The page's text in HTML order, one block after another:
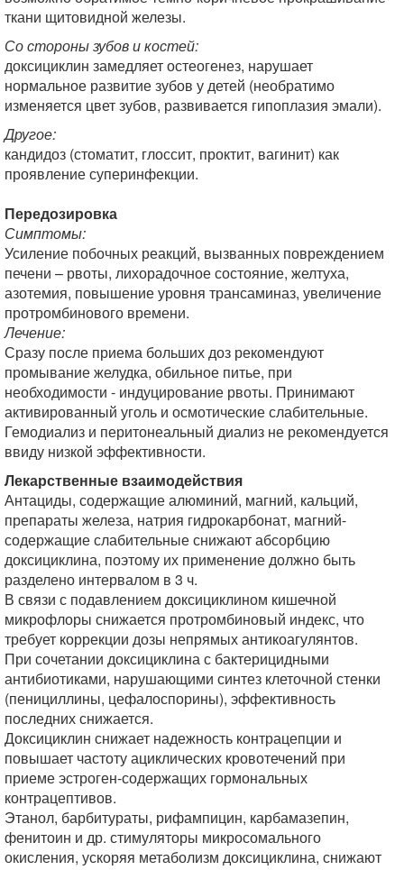
ткани щитовидной железы.
Со стороны зубов и костей:
доксициклин замедляет остеогенез, нарушает
нормальное развитие зубов у детей (необратимо
изменяется цвет зубов, развивается гипоплазия эмали).
Другое:
кандидоз (стоматит, глоссит, проктит, вагинит) как
проявление суперинфекции.
Передозировка
Симптомы:
Усиление побочных реакций, вызванных повреждением
печени – рвоты, лихорадочное состояние, желтуха,
азотемия, повышение уровня трансаминаз, увеличение
протромбинового времени.
Лечение:
Сразу после приема больших доз рекомендуют
промывание желудка, обильное питье, при
необходимости - индуцирование рвоты. Принимают
активированный уголь и осмотические слабительные.
Гемодиализ и перитонеальный диализ не рекомендуется
ввиду низкой эффективности.
Лекарственные взаимодействия
Антациды, содержащие алюминий, магний, кальций,
препараты железа, натрия гидрокарбонат, магний-
содержащие слабительные снижают абсорбцию
доксициклина, поэтому их применение должно быть
разделено интервалом в 3 ч.
В связи с подавлением доксициклином кишечной
микрофлоры снижается протромбиновый индекс, что
требует коррекции дозы непрямых антикоагулянтов.
При сочетании доксициклина с бактерицидными
антибиотиками, нарушающими синтез клеточной стенки
(пенициллины, цефалоспорины), эффективность
последних снижается.
Доксициклин снижает надежность контрацепции и
повышает частоту ациклических кровотечений при
приеме эстроген-содержащих гормональных
контрацептивов.
Этанол, барбитураты, рифампицин, карбамазепин,
фенитоин и др. стимуляторы микросомального
окисления, ускоряя метаболизм доксициклина, снижают